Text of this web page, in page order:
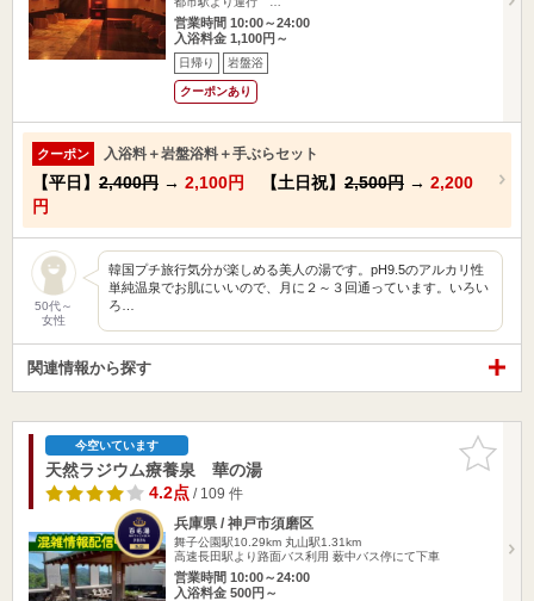
営業時間 10:00～24:00
入浴料金 1,100円～
日帰り 岩盤浴
クーポンあり
クーポン 入浴料＋岩盤浴料＋手ぶらセット
【平日】 2,400円 → 2,100円 【土日祝】 2,500円 → 2,200
円
50代～
女性
韓国プチ旅行気分が楽しめる美人の湯です。pH9.5のアルカリ性
単純温泉でお肌にいいので、月に２～３回通っています。いろい
ろ…
関連情報から探す
お気に入
りに追加
今空いています
天然ラジウム療養泉 華の湯
4.2点/ 109 件
兵庫県 / 神戸市須磨区
舞子公園駅10.29km 丸山駅1.31km
高速長田駅より路面バス利用 薮中バス停にて下車
営業時間 10:00～24:00
入浴料金 500円～